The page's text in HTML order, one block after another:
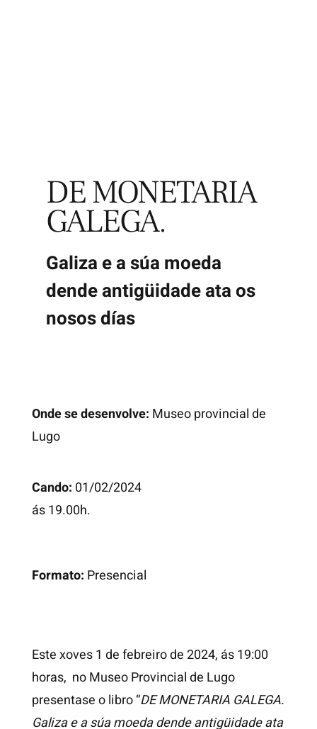
DE MONETARIA
GALEGA.
Galiza e a súa moeda
dende antigüidade ata os
nosos días
Onde se desenvolve: Museo provincial de
Lugo
Cando: 01/02/2024
ás 19.00h.
Formato: Presencial
Este xoves 1 de febreiro de 2024, ás 19:00
horas, no Museo Provincial de Lugo
presentase o libro “DE MONETARIA GALEGA.
Galiza e a súa moeda dende antigüidade ata